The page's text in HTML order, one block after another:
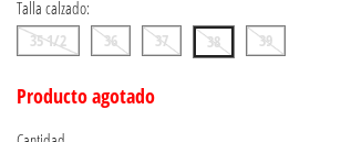
Talla calzado:
35 1/2 36 37 38 39
Producto agotado